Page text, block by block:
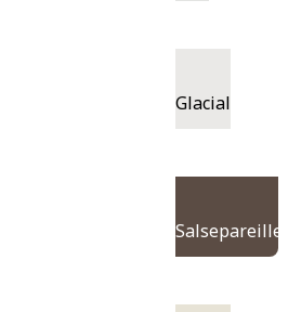
Glacial
Salsepareille